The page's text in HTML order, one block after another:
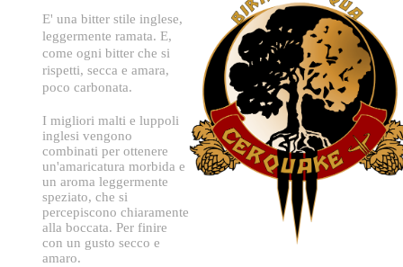
E' una bitter stile inglese,
leggermente ramata. E,
come ogni bitter che si
rispetti, secca e amara,
poco carbonata.
I migliori malti e luppoli
inglesi vengono
combinati per ottenere
un'amaricatura morbida e
un aroma leggermente
speziato, che si
percepiscono chiaramente
alla boccata. Per finire
con un gusto secco e
amaro.